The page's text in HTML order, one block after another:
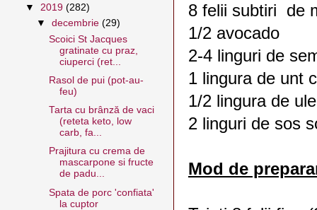
8 felii subtiri de
1/2 avocado
2-4 linguri de
1 lingura de unt
1/2 lingura de
2 linguri de sos
Mod de
▼ 2019 (282)
▼decembrie(29)
Scoici St Jacques
gratinate cu praz,
ciuperci (ret...
Rasol de pui (pot-au-
feu)
Tarta cu brânză de vaci
(reteta keto, low
carb, fa...
Prajitura cu crema de
mascarpone si fructe
de padu...
Spata de porc 'confiata'
la cuptor